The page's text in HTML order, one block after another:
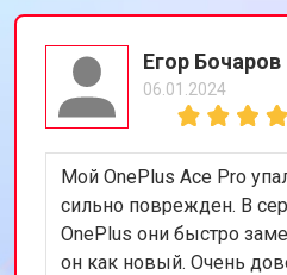
Егор Бочаров
06.01.2024
Мой OnePlus Ace Pro
сильно поврежден. В
OnePlus они быстро
он как новый. Очень